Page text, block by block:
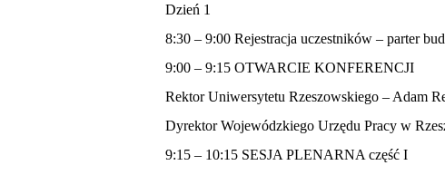
Dzień 1
8:30 – 9:00 Rejestracja uczestników – parter
9:00 – 9:15 OTWARCIE KONFERENCJI
Rektor Uniwersytetu Rzeszowskiego – Adam
Dyrektor Wojewódzkiego Urzędu Pracy w
9:15 – 10:15 SESJA PLENARNA część I